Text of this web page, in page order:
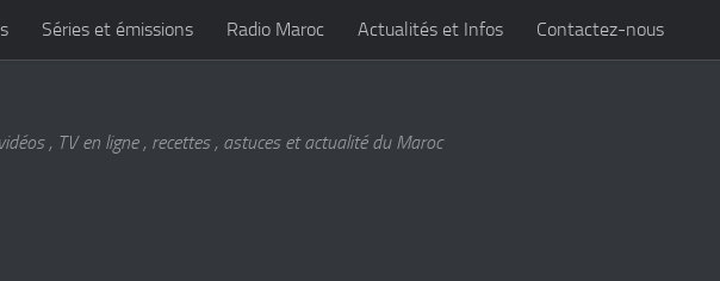
Séries et émissions Radio Maroc Actualités et Infos Contactez-nous
, TV en ligne , recettes , astuces et actualité du Maroc